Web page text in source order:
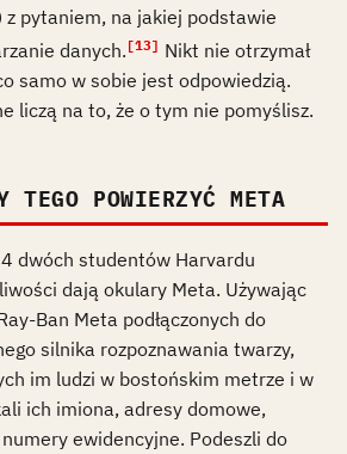
z pytaniem, na jakiej podstawie
danych. [13] Nikt nie otrzymał
samo w sobie jest odpowiedzią.
liczą na to, że o tym nie pomyślisz.
POWIERZYĆ META
dwóch studentów Harvardu
dają okulary Meta. Używając
Ban Meta podłączonych do
silnika rozpoznawania twarzy,
im ludzi w bostońskim metrze i w
ich imiona, adresy domowe,
ewidencyjne. Podeszli do